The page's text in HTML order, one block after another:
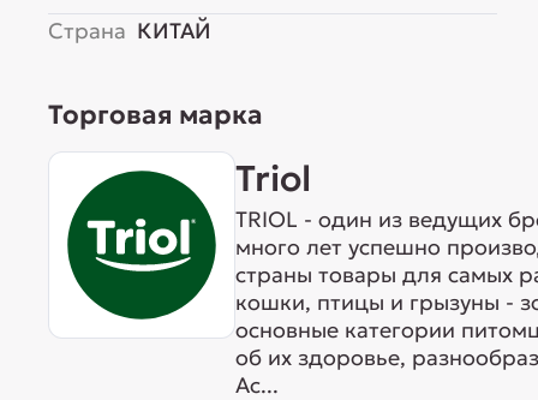
Страна КИТАЙ
Торговая марка
Triol
TRIOL - один из ведущих
много лет успешно
страны товары для самых
кошки, птицы и грызуны -
основные категории
об их здоровье,
Ас...